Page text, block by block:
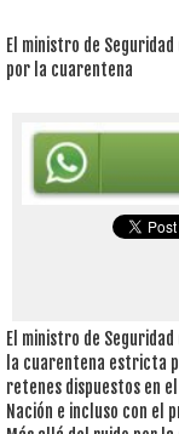
El ministro de
por la cuarentena
El ministro de
la cuarentena estricta
retenes dispuestos en
Nación e incluso con el